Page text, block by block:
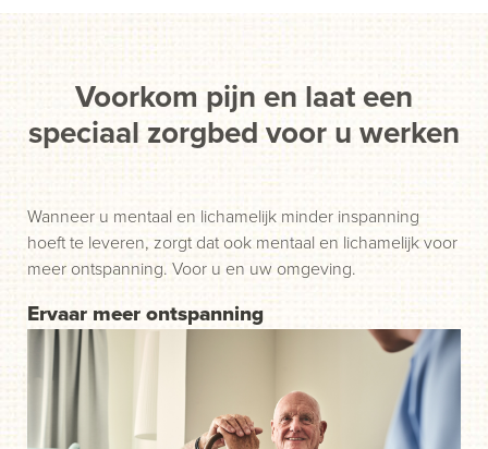
Voorkom pijn en laat een
speciaal zorgbed voor u werken
Ervaar meer ontspanning
Wanneer u mentaal en lichamelijk minder inspanning
hoeft te leveren, zorgt dat ook mentaal en lichamelijk voor
meer ontspanning. Voor u en uw omgeving.